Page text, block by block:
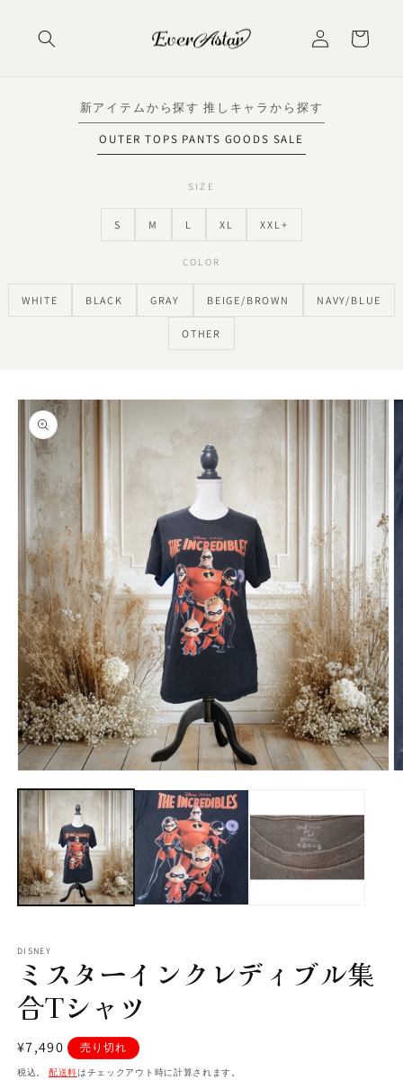
進む
グ
イ
ー
新アイテムから探す 推しキャラから探す
OUTER TOPS PANTS GOODS SALE
SIZE
S M L XL XXL+
COLOR
WHITE BLACK GRAY BEIGE/BROWN NAVY/BLUE
OTHER
商品情
報にス
キップ
ー
ダ
ル
で
メ
デ
ィ
ア
開
く
DISNEY
ミスターインクレディブル集
合Tシャツ
通
常
¥7,490 売り切れ
税込。 配送料はチェックアウト時に計算されます。